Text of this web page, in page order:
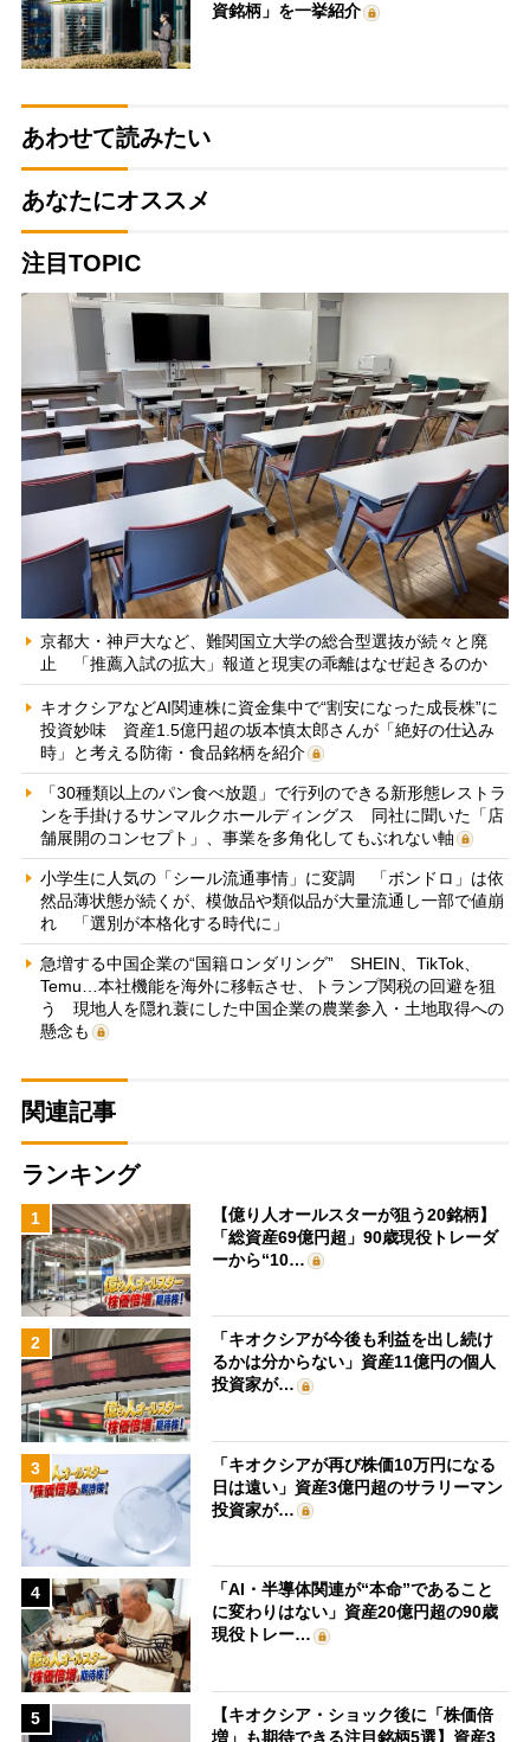
資銘柄」を一挙紹介
あわせて読みたい
あなたにオススメ
注目TOPIC
京都大・神戸大など、難関国立大学の総合型選抜が続々と廃
止 「推薦入試の拡大」報道と現実の乖離はなぜ起きるのか
キオクシアなどAI関連株に資金集中で“割安になった成長株”に
投資妙味 資産1.5億円超の坂本慎太郎さんが「絶好の仕込み
時」と考える防衛・食品銘柄を紹介
「30種類以上のパン食べ放題」で行列のできる新形態レストラ
ンを手掛けるサンマルクホールディングス 同社に聞いた「店
舗展開のコンセプト」、事業を多角化してもぶれない軸
小学生に人気の「シール流通事情」に変調 「ボンドロ」は依
然品薄状態が続くが、模倣品や類似品が大量流通し一部で値崩
れ 「選別が本格化する時代に」
急増する中国企業の“国籍ロンダリング” SHEIN、TikTok、
Temu…本社機能を海外に移転させ、トランプ関税の回避を狙
う 現地人を隠れ蓑にした中国企業の農業参入・土地取得への
懸念も
関連記事
ランキング
1
【億り人オールスターが狙う20銘柄】
「総資産69億円超」90歳現役トレーダ
ーから“10…
2
「キオクシアが今後も利益を出し続け
るかは分からない」資産11億円の個人
投資家が…
3
「キオクシアが再び株価10万円になる
日は遠い」資産3億円超のサラリーマン
投資家が…
4
「AI・半導体関連が“本命”であること
に変わりはない」資産20億円超の90歳
現役トレー…
5
【キオクシア・ショック後に「株価倍
増」も期待できる注目銘柄5選】資産3